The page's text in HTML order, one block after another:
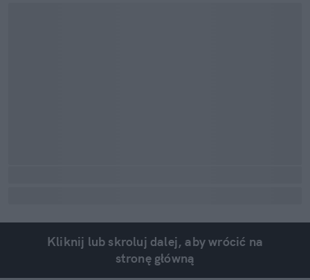
Kliknij lub skroluj dalej, aby wrócić na
stronę główną